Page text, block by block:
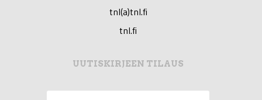
tnl(a)tnl.fi
tnl.fi
UUTISKIRJEEN TILAUS